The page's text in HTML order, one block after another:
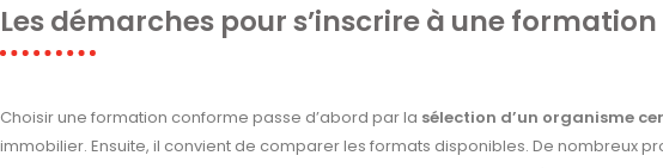
Les démarches pour s’inscrire à une formation
Choisir une formation conforme passe d’abord par la sélection d’un organisme
immobilier. Ensuite, il convient de comparer les formats disponibles. De nombreux